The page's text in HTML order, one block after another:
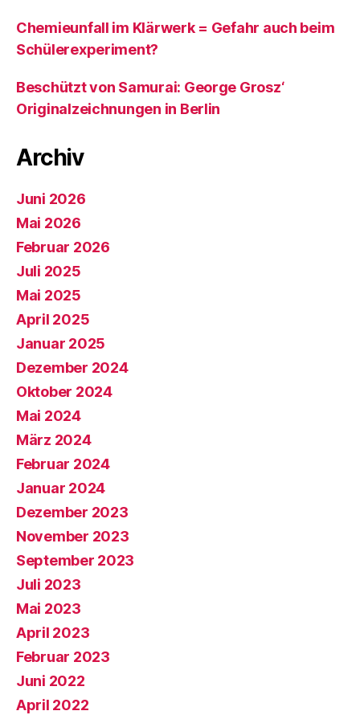
Chemieunfall im Klärwerk = Gefahr auch beim
Schülerexperiment?
Beschützt von Samurai: George Grosz‘
Originalzeichnungen in Berlin
Archiv
Juni 2026
Mai 2026
Februar 2026
Juli 2025
Mai 2025
April 2025
Januar 2025
Dezember 2024
Oktober 2024
Mai 2024
März 2024
Februar 2024
Januar 2024
Dezember 2023
November 2023
September 2023
Juli 2023
Mai 2023
April 2023
Februar 2023
Juni 2022
April 2022